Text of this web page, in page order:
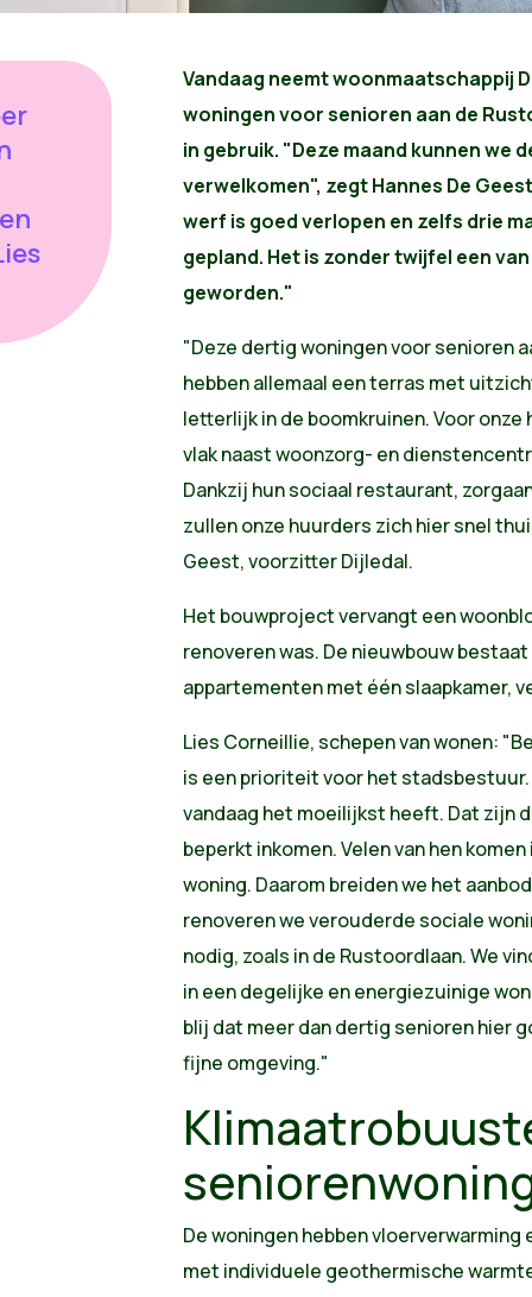
Vandaag neemt woonmaatschappij
woningen voor senioren aan de
in gebruik. "Deze maand kunnen we
verwelkomen", zegt Hannes De
werf is goed verlopen en zelfs drie
gepland. Het is zonder twijfel een
geworden."
"Deze dertig woningen voor senioren
hebben allemaal een terras met
letterlijk in de boomkruinen. Voor
vlak naast woonzorg- en
Dankzij hun sociaal restaurant,
zullen onze huurders zich hier snel
Geest, voorzitter Dijledal.
Het bouwproject vervangt een
renoveren was. De nieuwbouw
appartementen met één slaapkamer,
Lies Corneillie, schepen van wonen:
is een prioriteit voor het
vandaag het moeilijkst heeft. Dat zijn
beperkt inkomen. Velen van hen
woning. Daarom breiden we het
renoveren we verouderde sociale
nodig, zoals in de Rustoordlaan. We
in een degelijke en energiezuinige
blij dat meer dan dertig senioren hier
fijne omgeving."
De woningen hebben
met individuele geothermische